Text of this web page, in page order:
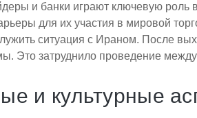
и банки играют ключевую роль
для их участия в мировой
ситуация с Ираном. После
Это затруднило проведение
и культурные